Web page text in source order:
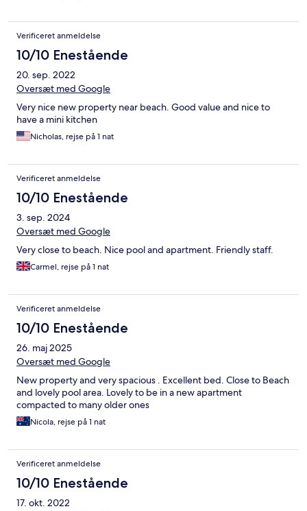
Verificeret anmeldelse
10/10 Enestående
20. sep. 2022
Oversæt med Google
Very nice new property near beach. Good value and nice to
have a mini kitchen
Nicholas, rejse på 1 nat
Verificeret anmeldelse
10/10 Enestående
3. sep. 2024
Oversæt med Google
Very close to beach. Nice pool and apartment. Friendly staff.
Carmel, rejse på 1 nat
Verificeret anmeldelse
10/10 Enestående
26. maj 2025
Oversæt med Google
New property and very spacious . Excellent bed. Close to Beach
and lovely pool area. Lovely to be in a new apartment
compacted to many older ones
Nicola, rejse på 1 nat
Verificeret anmeldelse
10/10 Enestående
17. okt. 2022